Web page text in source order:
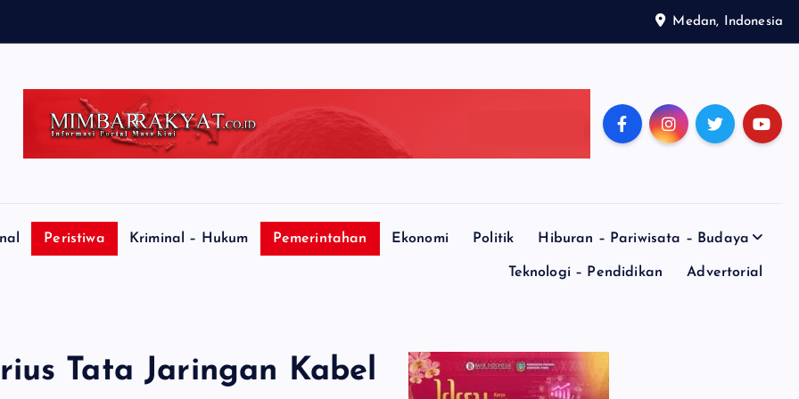
Medan, Indonesia
Peristiwa Kriminal – Hukum Pemerintahan Ekonomi Politik Hiburan – Pariwisata – Budaya
Teknologi – Pendidikan Advertorial
Tata Jaringan Kabel